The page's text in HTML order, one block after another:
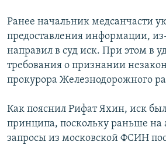
Ранее начальник медсанчасти
предоставления информации,
направил в суд иск. При этом в
требования о признании
прокурора Железнодорожного
Как пояснил Рифат Яхин, иск
принципа, поскольку раньше на
запросы из московской ФСИН